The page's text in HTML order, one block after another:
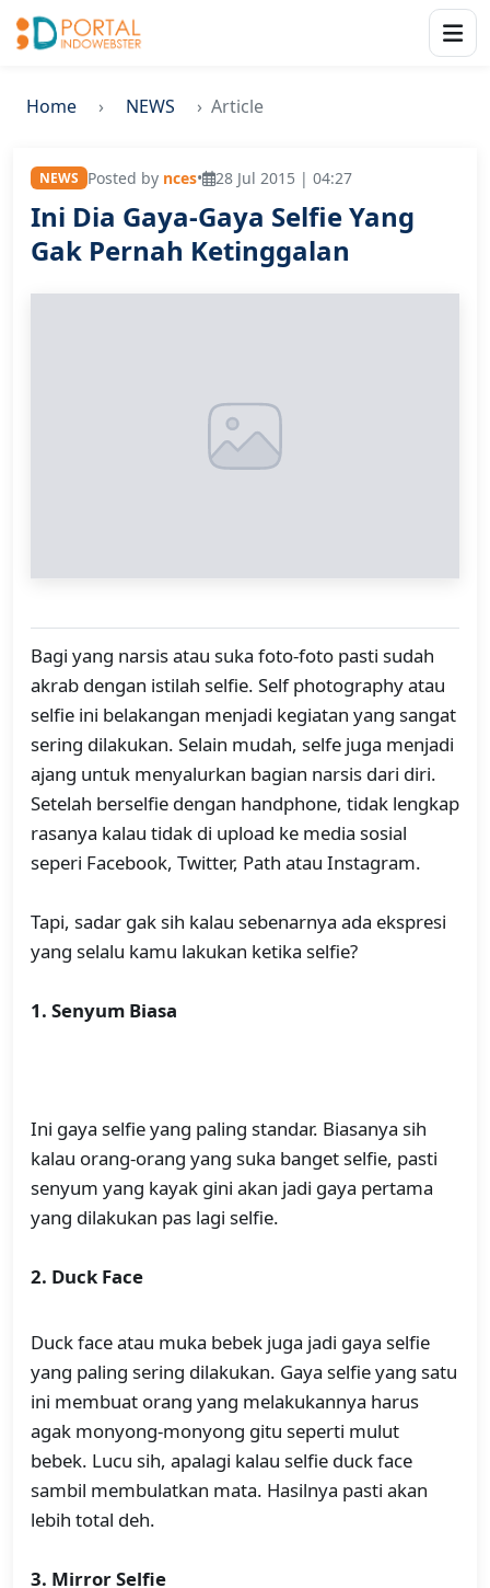
Home NEWS Article
NEWS Posted by nces• 28 Jul 2015 | 04:27
Ini Dia Gaya-Gaya Selfie Yang
Gak Pernah Ketinggalan
Bagi yang narsis atau suka foto-foto pasti sudah
akrab dengan istilah selfie. Self photography atau
selfie ini belakangan menjadi kegiatan yang sangat
sering dilakukan. Selain mudah, selfe juga menjadi
ajang untuk menyalurkan bagian narsis dari diri.
Setelah berselfie dengan handphone, tidak lengkap
rasanya kalau tidak di upload ke media sosial
seperi Facebook, Twitter, Path atau Instagram.
Tapi, sadar gak sih kalau sebenarnya ada ekspresi
yang selalu kamu lakukan ketika selfie?
1. Senyum Biasa
Ini gaya selfie yang paling standar. Biasanya sih
kalau orang-orang yang suka banget selfie, pasti
senyum yang kayak gini akan jadi gaya pertama
yang dilakukan pas lagi selfie.
2. Duck Face
Duck face atau muka bebek juga jadi gaya selfie
yang paling sering dilakukan. Gaya selfie yang satu
ini membuat orang yang melakukannya harus
agak monyong-monyong gitu seperti mulut
bebek. Lucu sih, apalagi kalau selfie duck face
sambil membulatkan mata. Hasilnya pasti akan
lebih total deh.
3. Mirror Selfie